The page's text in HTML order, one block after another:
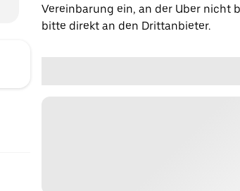
Vereinbarung ein, an der Uber nicht
bitte direkt an den Drittanbieter.